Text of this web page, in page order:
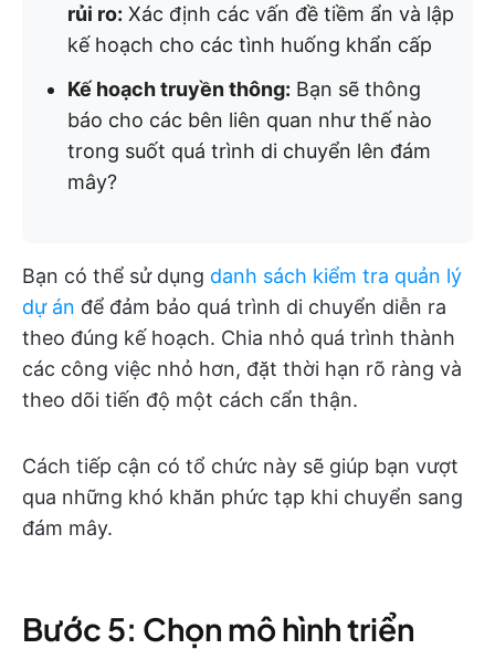
rủi ro: Xác định các vấn đề tiềm ẩn và lập
kế hoạch cho các tình huống khẩn cấp
Kế hoạch truyền thông: Bạn sẽ thông
báo cho các bên liên quan như thế nào
trong suốt quá trình di chuyển lên đám
mây?
Bạn có thể sử dụng danh sách kiểm tra quản lý
dự án để đảm bảo quá trình di chuyển diễn ra
theo đúng kế hoạch. Chia nhỏ quá trình thành
các công việc nhỏ hơn, đặt thời hạn rõ ràng và
theo dõi tiến độ một cách cẩn thận.
Cách tiếp cận có tổ chức này sẽ giúp bạn vượt
qua những khó khăn phức tạp khi chuyển sang
đám mây.
Bước 5: Chọn mô hình triển